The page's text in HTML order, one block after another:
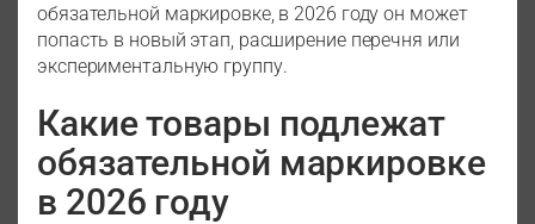
обязательной маркировке, в 2026 году он может
попасть в новый этап, расширение перечня или
экспериментальную группу.
Какие товары подлежат
обязательной маркировке
в 2026 году